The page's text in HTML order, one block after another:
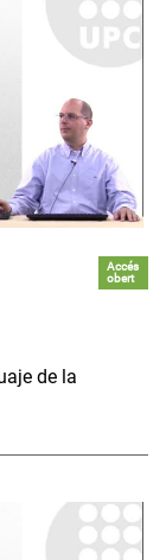
Accés
obert
de la